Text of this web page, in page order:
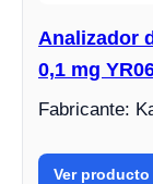
Analizador
0,1 mg
Fabricante:
Ver producto